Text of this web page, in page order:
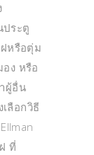
ประตู
หรือตุ่ม
ง หรือ
ผู้อื่น
ลือกวิธี
ที่